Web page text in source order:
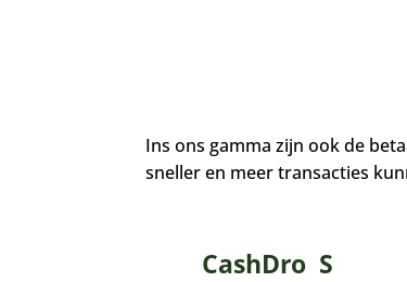
Ins ons gamma zijn ook de
sneller en meer transacties
CashDro S